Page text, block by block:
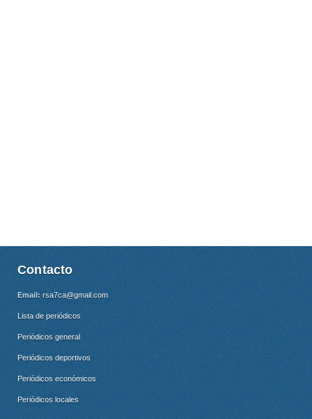
Contacto
Email: rsa7ca@gmail.com
Lista de periódicos
Periódicos general
Periódicos deportivos
Periódicos económicos
Periódicos locales